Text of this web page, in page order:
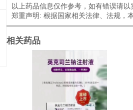
以上药品信息仅作参考，如有错误请以
郑重声明: 根据国家相关法律、法规，
相关药品